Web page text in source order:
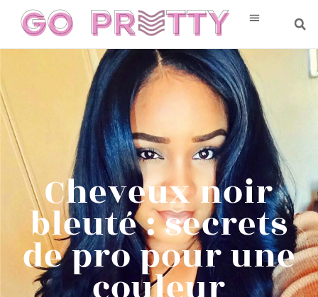
Cheveux noir
bleuté : secrets
de pro pour une